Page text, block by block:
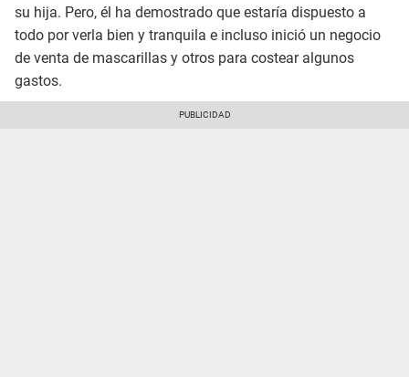
su hija. Pero, él ha demostrado que estaría dispuesto a
todo por verla bien y tranquila e incluso inició un negocio
de venta de mascarillas y otros para costear algunos
gastos.